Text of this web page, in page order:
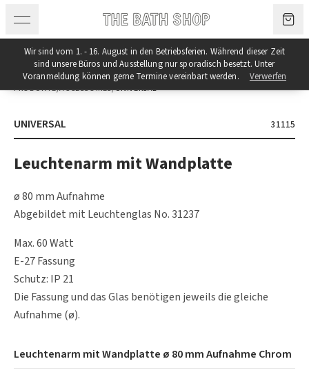
Wir sind vom 1. - 16. August in den Betriebsferien. Während dieser Zeit
sind unsere Büros und Ausstellung nur sporadisch besetzt. Unter
Voranmeldung können gerne Termine vereinbart werden.
Verwerfen
PRODUKTE/ACCESSOIRES/UNIVERSAL
UNIVERSAL 31115
Leuchtenarm mit Wandplatte
ø 80 mm Aufnahme
Abgebildet mit Leuchtenglas No. 31237
Max. 60 Watt
E-27 Fassung
Schutz: IP 21
Die Fassung und das Glas benötigen jeweils die gleiche
Aufnahme (ø).
Leuchtenarm mit Wandplatte ø 80 mm Aufnahme Chrom